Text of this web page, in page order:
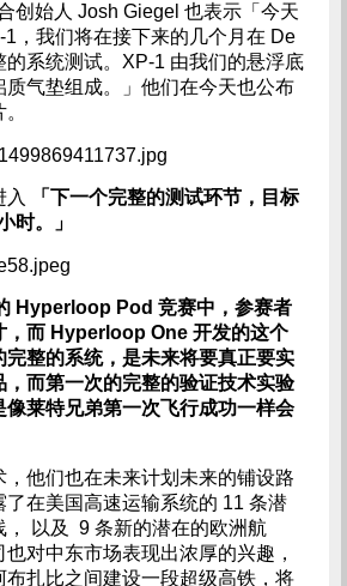
创始人 Josh Giegel 也表示「今天
，我们将在接下来的几个月在 De
的系统测试。XP-1 由我们的悬浮底
质气垫组成。」他们在今天也公布
入
「下一个完整的测试环节，目标
时。」
Hyperloop Pod 竞赛中，参赛者
，而 Hyperloop One 开发的这个
完整的系统，是未来将要真正要实
，而第一次的完整的验证技术实验
像莱特兄弟第一次飞行成功一样会
，他们也在未来计划未来的铺设路
了在美国高速运输系统的 11 条潜
， 以及 9 条新的潜在的欧洲航
对中东市场表现出浓厚的兴趣，
布扎比之间建设一段超级高铁，将